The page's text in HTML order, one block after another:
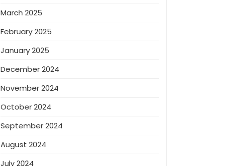
March 2025
February 2025
January 2025
December 2024
November 2024
October 2024
September 2024
August 2024
July 2024